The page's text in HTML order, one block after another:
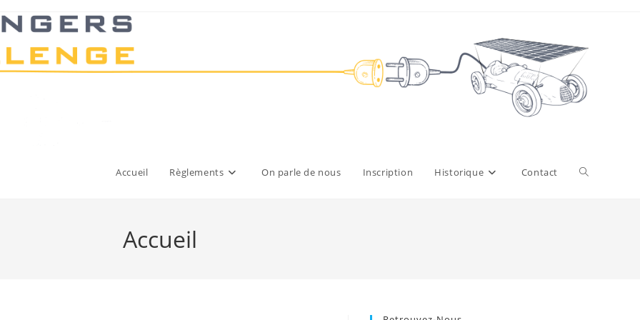
Accueil Règlements On parle de nous Inscription Historique Contact Toggle
Accueil